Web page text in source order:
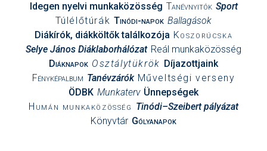
Idegen nyelvi munkaközösség Tanévnyitók Sport
Túlélőtúrák Tinódi-napok Ballagások
Diákírók, diákköltők találkozója Koszorúcska
Selye János Diáklaborhálózat Reál munkaközösség
Diáknapok Osztálytükrök Díjazottjaink
Fényképalbum Tanévzárók Műveltségi verseny
ÖDBK Munkaterv Ünnepségek
Humán munkaközösség Tinódi–Szeibert pályázat
Könyvtár Gólyanapok